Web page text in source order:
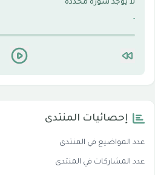
لا يوجد سورة محددة
-
إحصائيات المنتدى
عدد المواضيع في المنتدى
عدد المشاركات في المنتدى